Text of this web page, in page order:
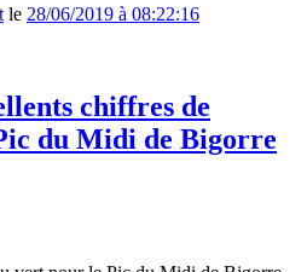
le 28/06/2019 à 08:22:16
chiffres de
du Midi de Bigorre